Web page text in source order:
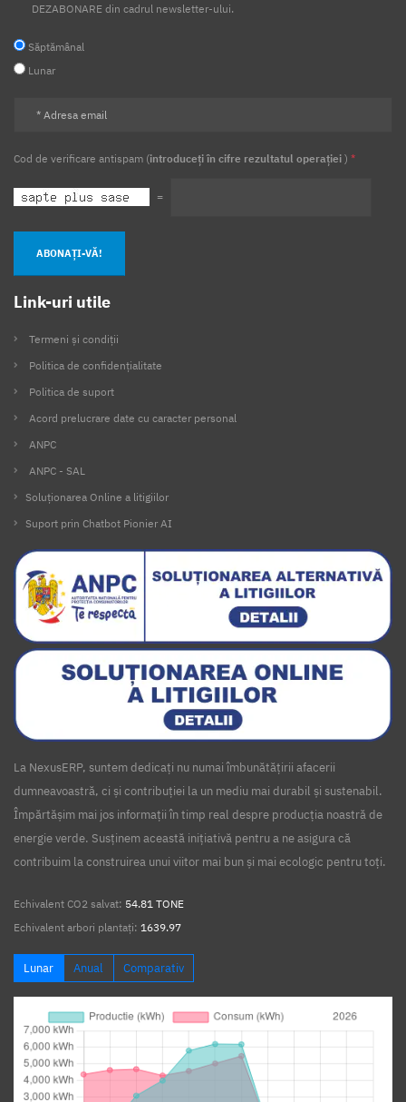
DEZABONARE din cadrul newsletter-ului.
Săptămânal
Lunar
Cod de verificare antispam (introduceți în cifre rezultatul operației ) *
=
ABONAȚI-VĂ!
Link-uri utile
Termeni și condiții
Politica de confidențialitate
Politica de suport
Acord prelucrare date cu caracter personal
ANPC
ANPC - SAL
Soluționarea Online a litigiilor
Suport prin Chatbot Pionier AI
La NexusERP, suntem dedicați nu numai îmbunătățirii afacerii
dumneavoastră, ci și contribuției la un mediu mai durabil și sustenabil.
Împărtășim mai jos informații în timp real despre producția noastră de
energie verde. Susținem această inițiativă pentru a ne asigura că
contribuim la construirea unui viitor mai bun și mai ecologic pentru toți.
Echivalent CO2 salvat: 54.81 TONE
Echivalent arbori plantați: 1639.97
Lunar Anual Comparativ